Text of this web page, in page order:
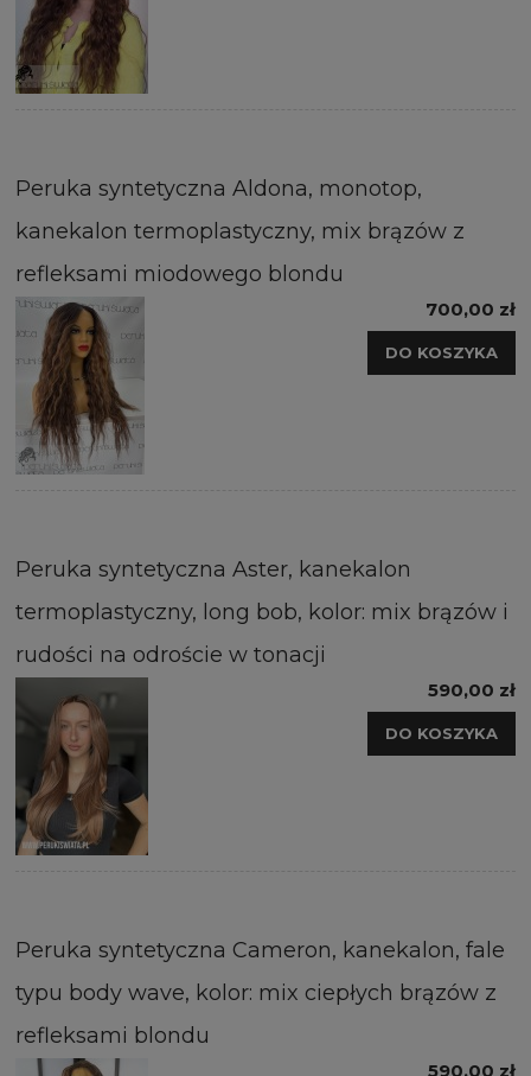
Peruka syntetyczna Aldona, monotop,
kanekalon termoplastyczny, mix brązów z
refleksami miodowego blondu
700,00 zł
DO KOSZYKA
Peruka syntetyczna Aster, kanekalon
termoplastyczny, long bob, kolor: mix brązów i
rudości na odroście w tonacji
590,00 zł
DO KOSZYKA
Peruka syntetyczna Cameron, kanekalon, fale
typu body wave, kolor: mix ciepłych brązów z
refleksami blondu
590,00 zł